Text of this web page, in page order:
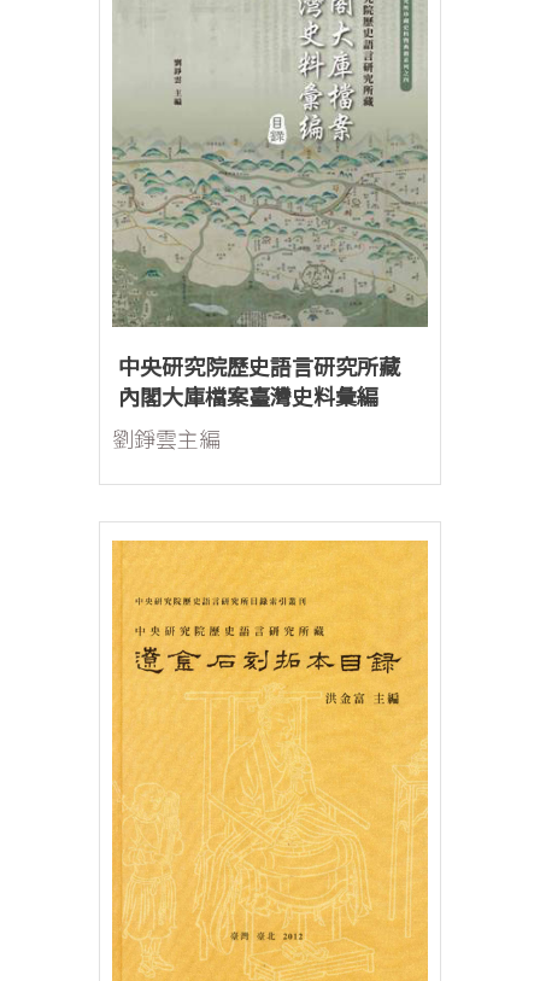
中央研究院歷史語言研究所藏
內閣大庫檔案臺灣史料彙編
劉錚雲主編